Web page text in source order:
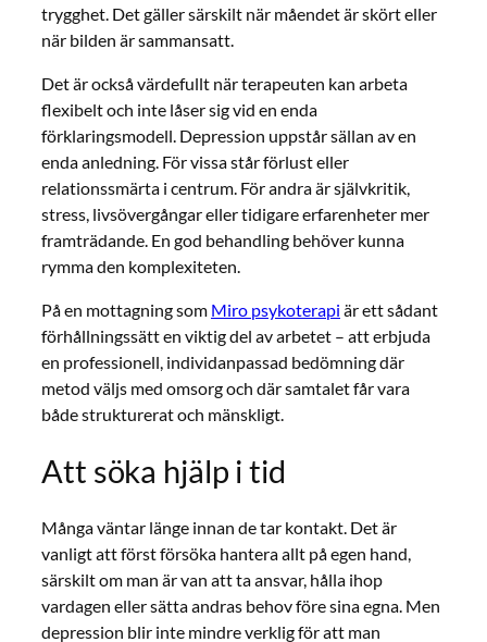
trygghet. Det gäller särskilt när måendet är skört eller
när bilden är sammansatt.
Det är också värdefullt när terapeuten kan arbeta
flexibelt och inte låser sig vid en enda
förklaringsmodell. Depression uppstår sällan av en
enda anledning. För vissa står förlust eller
relationssmärta i centrum. För andra är självkritik,
stress, livsövergångar eller tidigare erfarenheter mer
framträdande. En god behandling behöver kunna
rymma den komplexiteten.
På en mottagning som Miro psykoterapi är ett sådant
förhållningssätt en viktig del av arbetet – att erbjuda
en professionell, individanpassad bedömning där
metod väljs med omsorg och där samtalet får vara
både strukturerat och mänskligt.
Att söka hjälp i tid
Många väntar länge innan de tar kontakt. Det är
vanligt att först försöka hantera allt på egen hand,
särskilt om man är van att ta ansvar, hålla ihop
vardagen eller sätta andras behov före sina egna. Men
depression blir inte mindre verklig för att man